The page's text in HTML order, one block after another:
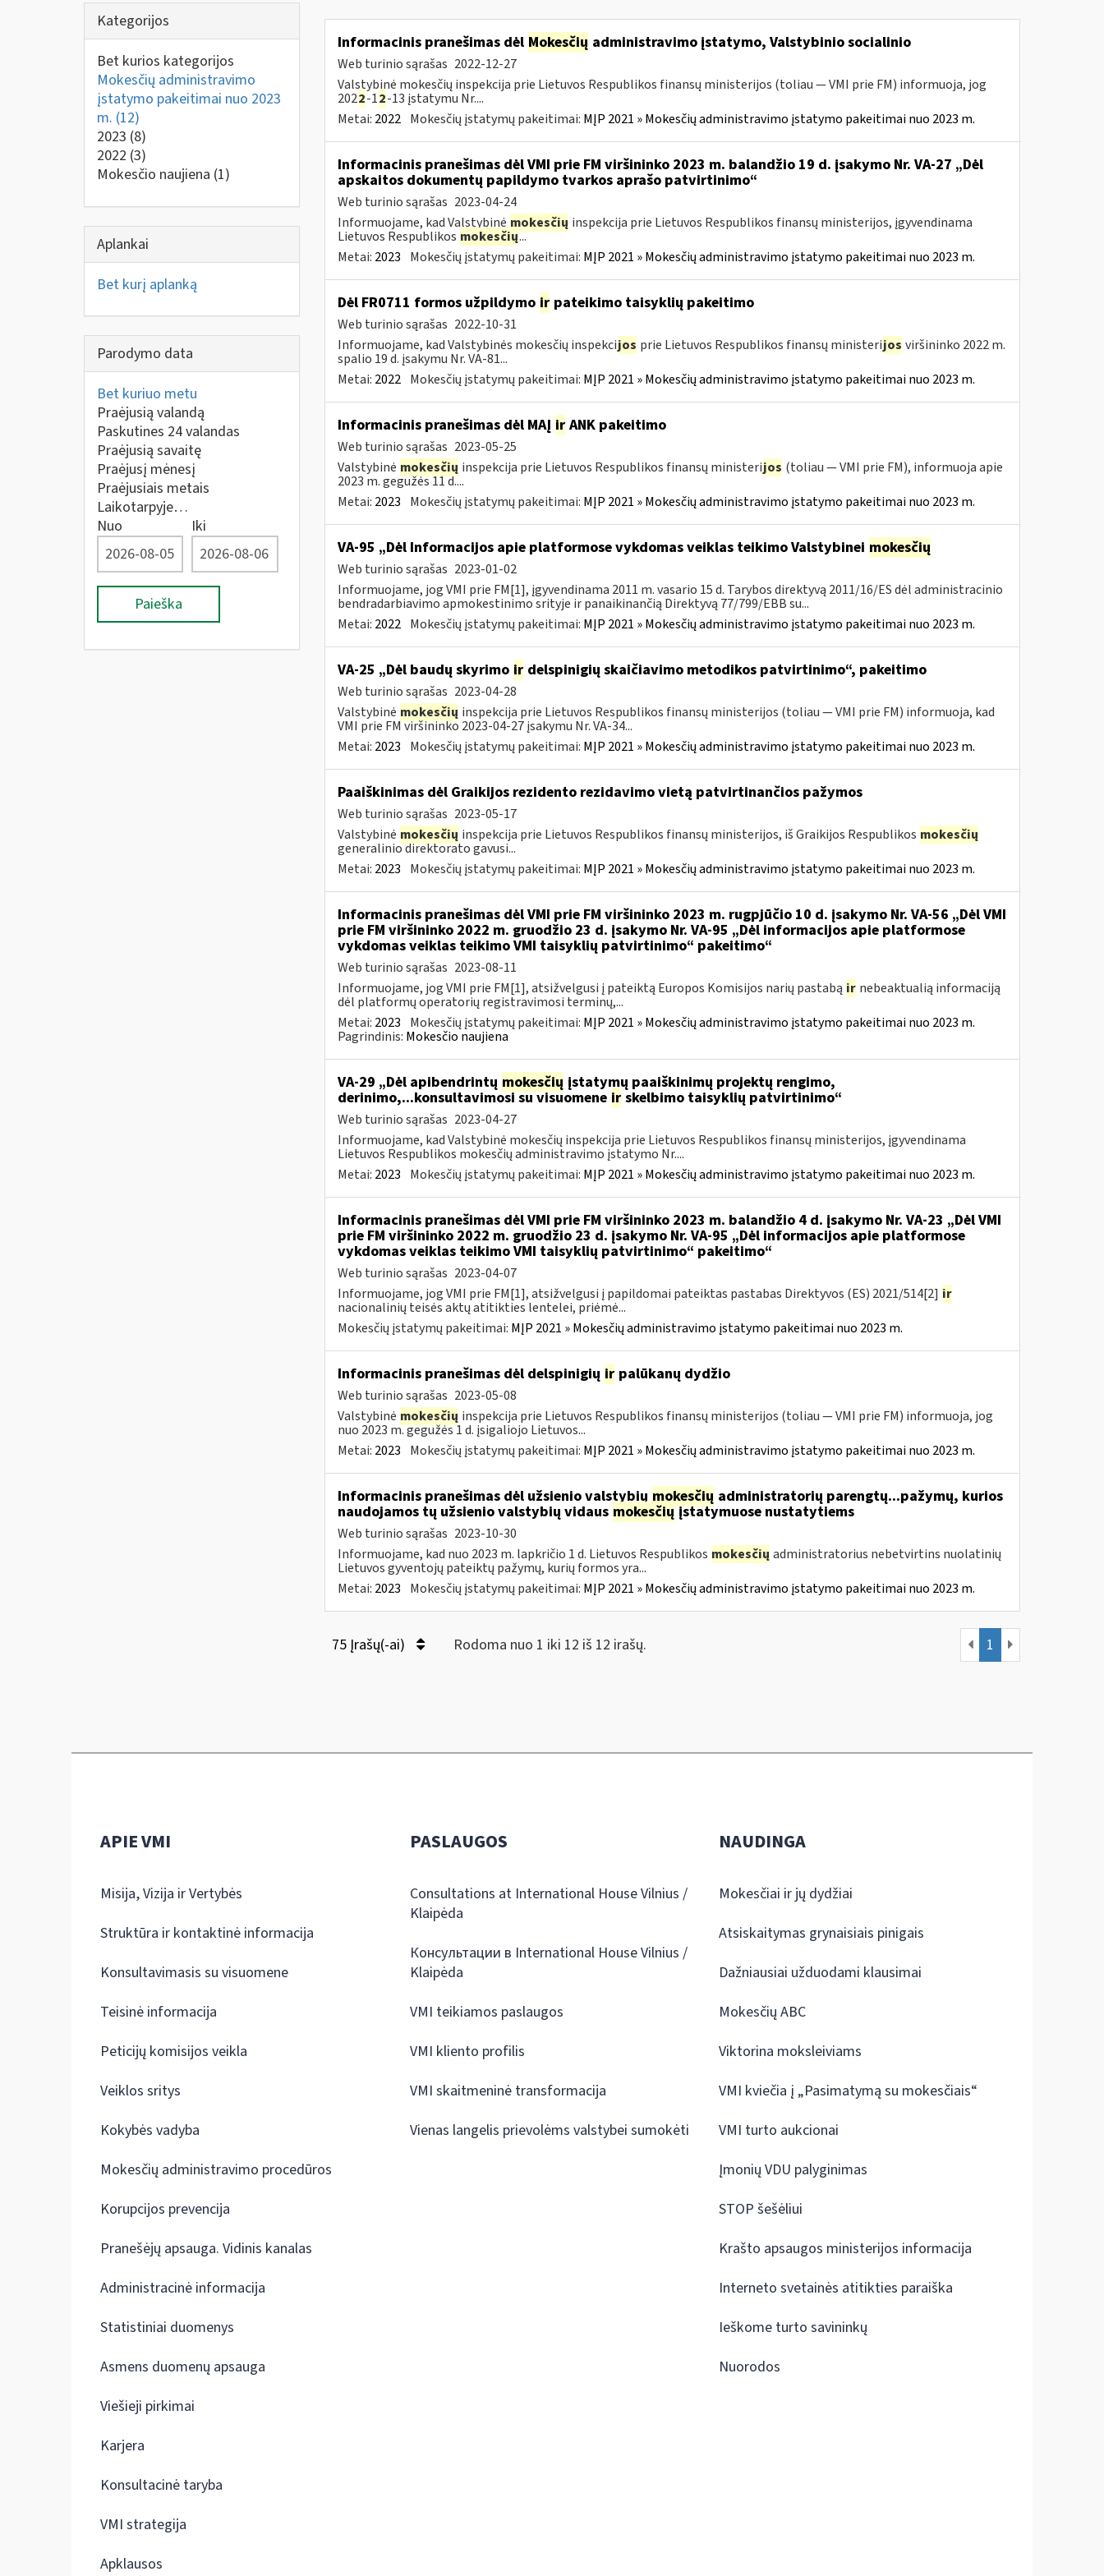
Kategorijos
Bet kurios kategorijos
Mokesčių administravimo
įstatymo pakeitimai nuo 2023
m. (12)
2023 (8)
2022 (3)
Mokesčio naujiena (1)
Aplankai
Bet kurį aplanką
Parodymo data
Bet kuriuo metu
Praėjusią valandą
Paskutines 24 valandas
Praėjusią savaitę
Praėjusį mėnesį
Praėjusiais metais
Laikotarpyje…
Nuo
Iki
Paieška
Informacinis pranešimas dėl Mokesčių administravimo įstatymo, Valstybinio socialinio
Web turinio sąrašas 2022-12-27
Valstybinė mokesčių inspekcija prie Lietuvos Respublikos finansų ministerijos (toliau — VMI prie FM) informuoja, jog
2022-12-13 įstatymu Nr....
Metai: 2022 Mokesčių įstatymų pakeitimai: MĮP 2021 » Mokesčių administravimo įstatymo pakeitimai nuo 2023 m.
Informacinis pranešimas dėl VMI prie FM viršininko 2023 m. balandžio 19 d. įsakymo Nr. VA-27 „Dėl
apskaitos dokumentų papildymo tvarkos aprašo patvirtinimo“
Web turinio sąrašas 2023-04-24
Informuojame, kad Valstybinė mokesčių inspekcija prie Lietuvos Respublikos finansų ministerijos, įgyvendinama
Lietuvos Respublikos mokesčių...
Metai: 2023 Mokesčių įstatymų pakeitimai: MĮP 2021 » Mokesčių administravimo įstatymo pakeitimai nuo 2023 m.
Dėl FR0711 formos užpildymo irpateikimo taisyklių pakeitimo
Web turinio sąrašas 2022-10-31
Informuojame, kad Valstybinės mokesčių inspekcijos prie Lietuvos Respublikos finansų ministerijos viršininko 2022 m.
spalio 19 d. įsakymu Nr. VA-81...
Metai: 2022 Mokesčių įstatymų pakeitimai: MĮP 2021 » Mokesčių administravimo įstatymo pakeitimai nuo 2023 m.
Informacinis pranešimas dėl MAĮ irANK pakeitimo
Web turinio sąrašas 2023-05-25
Valstybinė mokesčių inspekcija prie Lietuvos Respublikos finansų ministerijos (toliau — VMI prie FM), informuoja apie
2023 m. gegužės 11 d....
Metai: 2023 Mokesčių įstatymų pakeitimai: MĮP 2021 » Mokesčių administravimo įstatymo pakeitimai nuo 2023 m.
VA-95 „Dėl Informacijos apie platformose vykdomas veiklas teikimo Valstybinei mokesčių
Web turinio sąrašas 2023-01-02
Informuojame, jog VMI prie FM[1], įgyvendinama 2011 m. vasario 15 d. Tarybos direktyvą 2011/16/ES dėl administracinio
bendradarbiavimo apmokestinimo srityje ir panaikinančią Direktyvą 77/799/EBB su...
Metai: 2022 Mokesčių įstatymų pakeitimai: MĮP 2021 » Mokesčių administravimo įstatymo pakeitimai nuo 2023 m.
VA-25 „Dėl baudų skyrimo irdelspinigių skaičiavimo metodikos patvirtinimo“, pakeitimo
Web turinio sąrašas 2023-04-28
Valstybinė mokesčių inspekcija prie Lietuvos Respublikos finansų ministerijos (toliau ― VMI prie FM) informuoja, kad
VMI prie FM viršininko 2023-04-27 įsakymu Nr. VA-34...
Metai: 2023 Mokesčių įstatymų pakeitimai: MĮP 2021 » Mokesčių administravimo įstatymo pakeitimai nuo 2023 m.
Paaiškinimas dėl Graikijos rezidento rezidavimo vietą patvirtinančios pažymos
Web turinio sąrašas 2023-05-17
Valstybinė mokesčių inspekcija prie Lietuvos Respublikos finansų ministerijos, iš Graikijos Respublikos mokesčių
generalinio direktorato gavusi...
Metai: 2023 Mokesčių įstatymų pakeitimai: MĮP 2021 » Mokesčių administravimo įstatymo pakeitimai nuo 2023 m.
Informacinis pranešimas dėl VMI prie FM viršininko 2023 m. rugpjūčio 10 d. įsakymo Nr. VA-56 „Dėl VMI
prie FM viršininko 2022 m. gruodžio 23 d. įsakymo Nr. VA-95 „Dėl informacijos apie platformose
vykdomas veiklas teikimo VMI taisyklių patvirtinimo“ pakeitimo“
Web turinio sąrašas 2023-08-11
Informuojame, jog VMI prie FM[1], atsižvelgusi į pateiktą Europos Komisijos narių pastabą ir nebeaktualią informaciją
dėl platformų operatorių registravimosi terminų,...
Metai: 2023 Mokesčių įstatymų pakeitimai: MĮP 2021 » Mokesčių administravimo įstatymo pakeitimai nuo 2023 m.
Pagrindinis: Mokesčio naujiena
VA-29 „Dėl apibendrintų mokesčių įstatymų paaiškinimų projektų rengimo,
derinimo,...konsultavimosi su visuomene irskelbimo taisyklių patvirtinimo“
Web turinio sąrašas 2023-04-27
Informuojame, kad Valstybinė mokesčių inspekcija prie Lietuvos Respublikos finansų ministerijos, įgyvendinama
Lietuvos Respublikos mokesčių administravimo įstatymo Nr....
Metai: 2023 Mokesčių įstatymų pakeitimai: MĮP 2021 » Mokesčių administravimo įstatymo pakeitimai nuo 2023 m.
Informacinis pranešimas dėl VMI prie FM viršininko 2023 m. balandžio 4 d. įsakymo Nr. VA-23 „Dėl VMI
prie FM viršininko 2022 m. gruodžio 23 d. įsakymo Nr. VA-95 „Dėl informacijos apie platformose
vykdomas veiklas teikimo VMI taisyklių patvirtinimo“ pakeitimo“
Web turinio sąrašas 2023-04-07
Informuojame, jog VMI prie FM[1], atsižvelgusi į papildomai pateiktas pastabas Direktyvos (ES) 2021/514[2] ir
nacionalinių teisės aktų atitikties lentelei, priėmė...
Mokesčių įstatymų pakeitimai: MĮP 2021 » Mokesčių administravimo įstatymo pakeitimai nuo 2023 m.
Informacinis pranešimas dėl delspinigių irpalūkanų dydžio
Web turinio sąrašas 2023-05-08
Valstybinė mokesčių inspekcija prie Lietuvos Respublikos finansų ministerijos (toliau — VMI prie FM) informuoja, jog
nuo 2023 m. gegužės 1 d. įsigaliojo Lietuvos...
Metai: 2023 Mokesčių įstatymų pakeitimai: MĮP 2021 » Mokesčių administravimo įstatymo pakeitimai nuo 2023 m.
Informacinis pranešimas dėl užsienio valstybiųmokesčių administratorių parengtų...pažymų, kurios
naudojamos tų užsienio valstybių vidaus mokesčiųįstatymuose nustatytiems
Web turinio sąrašas 2023-10-30
Informuojame, kad nuo 2023 m. lapkričio 1 d. Lietuvos Respublikos mokesčių administratorius nebetvirtins nuolatinių
Lietuvos gyventojų pateiktų pažymų, kurių formos yra...
Metai: 2023 Mokesčių įstatymų pakeitimai: MĮP 2021 » Mokesčių administravimo įstatymo pakeitimai nuo 2023 m.
75 Įrašų(-ai) Rodoma nuo 1 iki 12 iš 12 irašų. 1
APIE VMI
Misija, Vizija ir Vertybės
Struktūra ir kontaktinė informacija
Konsultavimasis su visuomene
Teisinė informacija
Peticijų komisijos veikla
Veiklos sritys
Kokybės vadyba
Mokesčių administravimo procedūros
Korupcijos prevencija
Pranešėjų apsauga. Vidinis kanalas
Administracinė informacija
Statistiniai duomenys
Asmens duomenų apsauga
Viešieji pirkimai
Karjera
Konsultacinė taryba
VMI strategija
Apklausos
PASLAUGOS
Consultations at International House Vilnius /
Klaipėda
Консультации в International House Vilnius /
Klaipėda
VMI teikiamos paslaugos
VMI kliento profilis
VMI skaitmeninė transformacija
Vienas langelis prievolėms valstybei sumokėti
NAUDINGA
Mokesčiai ir jų dydžiai
Atsiskaitymas grynaisiais pinigais
Dažniausiai užduodami klausimai
Mokesčių ABC
Viktorina moksleiviams
VMI kviečia į „Pasimatymą su mokesčiais“
VMI turto aukcionai
Įmonių VDU palyginimas
STOP šešėliui
Krašto apsaugos ministerijos informacija
Interneto svetainės atitikties paraiška
Ieškome turto savininkų
Nuorodos